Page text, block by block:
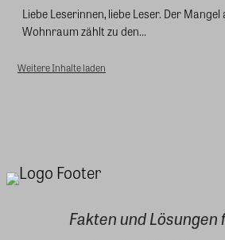
Liebe Leserinnen, liebe Leser. Der
Wohnraum zählt zu den...
Weitere Inhalte laden
Fakten und